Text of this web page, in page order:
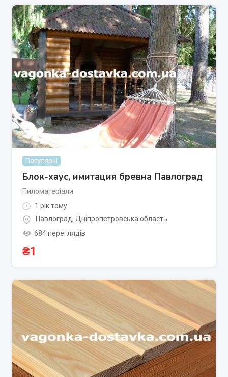
Популярні
Блок-хаус, имитация бревна Павлоград
Пиломатеріали
1 рік тому
Павлоград, Дніпропетровська область
684 переглядів
₴1